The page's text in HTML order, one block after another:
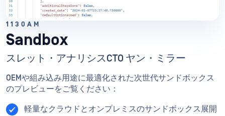
1130AM
Sandbox
スレット・アナリシスCTO ヤン・ミラー
OEMや組み込み用途に最適化された次世代サンドボックス
のプレビューをご覧ください：
軽量なクラウドとオンプレミスのサンドボックス展開